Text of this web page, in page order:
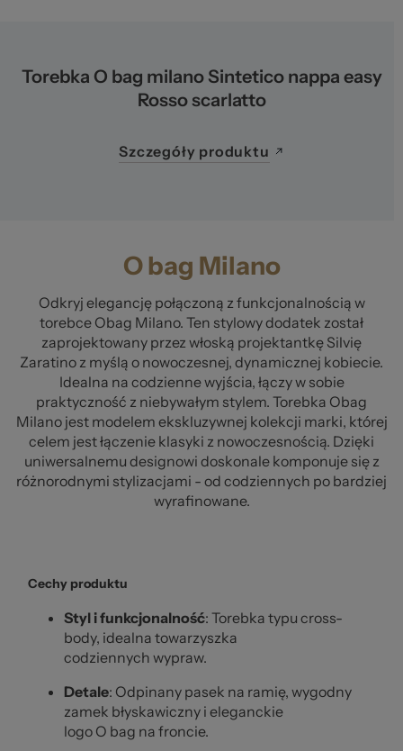
O bag Milano
Odkryj elegancję połączoną z funkcjonalnością w
torebce Obag Milano. Ten stylowy dodatek został
zaprojektowany przez włoską projektantkę Silvię
Zaratino z myślą o nowoczesnej, dynamicznej kobiecie.
Idealna na codzienne wyjścia, łączy w sobie
praktyczność z niebywałym stylem. Torebka Obag
Milano jest modelem ekskluzywnej kolekcji marki, której
celem jest łączenie klasyki z nowoczesnością. Dzięki
uniwersalnemu designowi doskonale komponuje się z
różnorodnymi stylizacjami - od codziennych po bardziej
wyrafinowane.
Cechy produktu
Styl i funkcjonalność: Torebka typu cross-
body, idealna towarzyszka
codziennych wypraw.
Detale: Odpinany pasek na ramię, wygodny
zamek błyskawiczny i eleganckie
logo O bag na froncie.
Torebka O bag milano Sintetico nappa easy
Rosso scarlatto
Szczegóły produktu